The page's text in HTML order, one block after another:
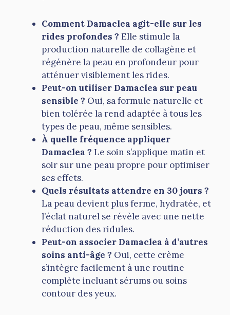
Comment Damaclea agit-elle sur les
rides profondes ? Elle stimule la
production naturelle de collagène et
régénère la peau en profondeur pour
atténuer visiblement les rides.
Peut-on utiliser Damaclea sur peau
sensible ? Oui, sa formule naturelle et
bien tolérée la rend adaptée à tous les
types de peau, même sensibles.
À quelle fréquence appliquer
Damaclea ? Le soin s’applique matin et
soir sur une peau propre pour optimiser
ses effets.
Quels résultats attendre en 30 jours ?
La peau devient plus ferme, hydratée, et
l’éclat naturel se révèle avec une nette
réduction des ridules.
Peut-on associer Damaclea à d’autres
soins anti-âge ? Oui, cette crème
s’intègre facilement à une routine
complète incluant sérums ou soins
contour des yeux.